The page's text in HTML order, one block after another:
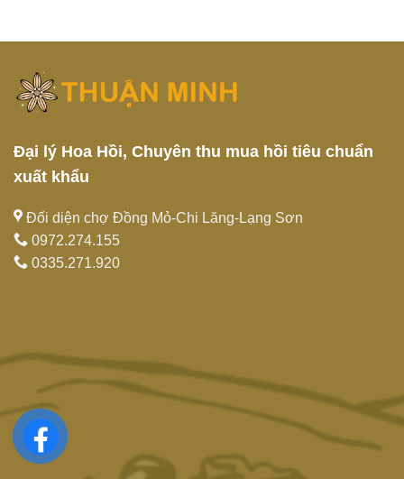
Đại lý Hoa Hồi, Chuyên thu mua hồi tiêu chuẩn
xuất khẩu
Đối diện chợ Đồng Mỏ-Chi Lăng-Lạng Sơn
0972.274.155
0335.271.920